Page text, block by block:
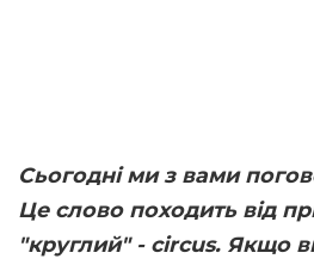
Сьогодні ми з вами
Це слово походить від
"круглий" - circus. Якщо